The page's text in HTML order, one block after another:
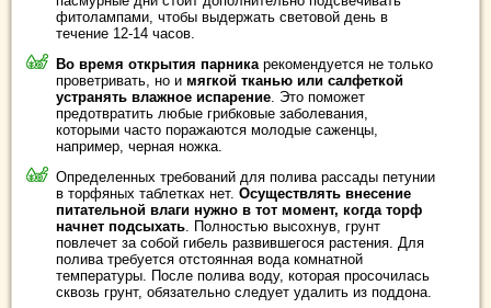
фитолампами, чтобы выдержать световой день в
течение 12-14 часов.
Во время открытия парникарекомендуется не только
проветривать, но и мягкой тканью или салфеткой
устранять влажное испарение. Это поможет
предотвратить любые грибковые заболевания,
которыми часто поражаются молодые саженцы,
например, черная ножка.
Определенных требований для полива рассады петунии
в торфяных таблетках нет. Осуществлять внесение
питательной влаги нужно в тот момент, когда торф
начнет подсыхать. Полностью высохнув, грунт
повлечет за собой гибель развившегося растения. Для
полива требуется отстоянная вода комнатной
температуры. После полива воду, которая просочилась
сквозь грунт, обязательно следует удалить из поддона.